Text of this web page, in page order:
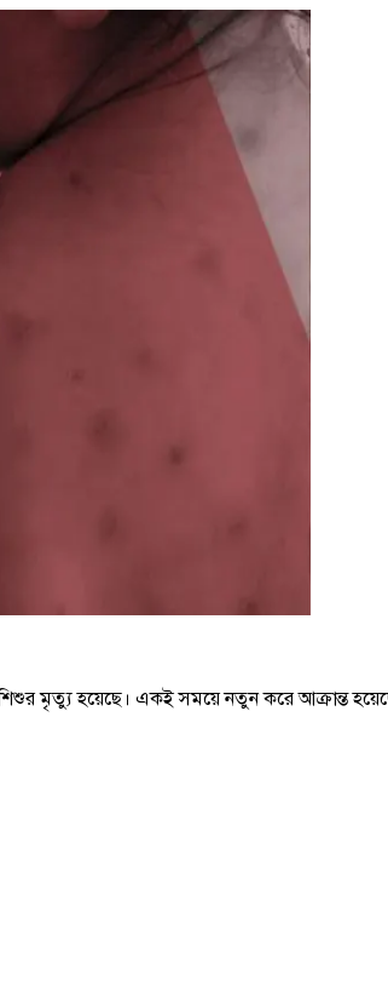
মৃত্যু হয়েছে। একই সময়ে নতুন করে আক্রান্ত